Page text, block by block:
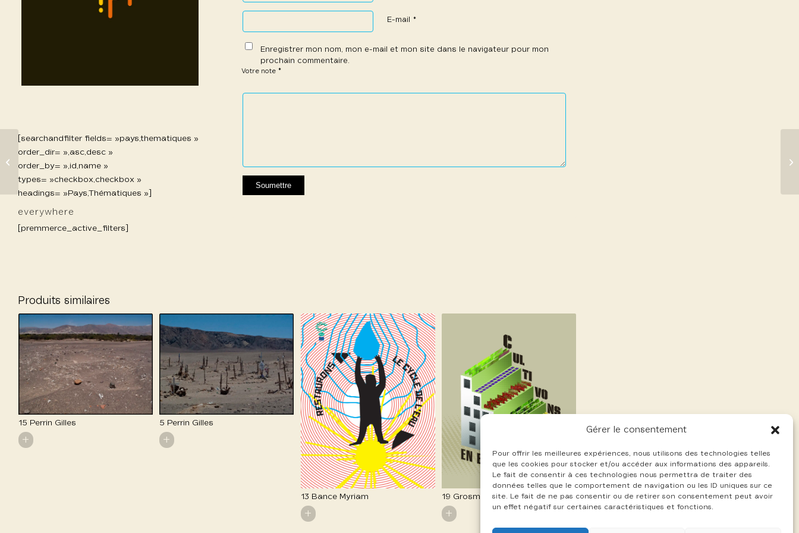
Gérer le consentement
Pour offrir les meilleures expériences, nous utilisons des technologies telles
que les cookies pour stocker et/ou accéder aux informations des appareils.
Le fait de consentir à ces technologies nous permettra de traiter des
données telles que le comportement de navigation ou les ID uniques sur ce
site. Le fait de ne pas consentir ou de retirer son consentement peut avoir
un effet négatif sur certaines caractéristiques et fonctions.
[searchandfilter fields= »pays,thematiques »
order_dir= »,asc,desc »
order_by= »,id,name »
types= »checkbox,checkbox »
headings= »Pays,Thématiques »]
everywhere
[premmerce_active_filters]
E-mail *
Enregistrer mon nom, mon e-mail et mon site dans le navigateur pour mon
prochain commentaire.
Votre note *
1 étoile
2 étoiles
3 étoiles
4 étoiles
5 étoiles
Produits similaires
15 Perrin Gilles
+
5 Perrin Gilles
+
13 Bance Myriam
+
19 Grosmond Nicolas
+